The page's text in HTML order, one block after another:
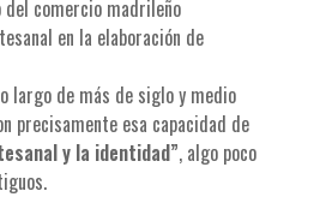
comercio madrileño
en la elaboración de
largo de más de siglo y medio
precisamente esa capacidad de
y la identidad”, algo poco